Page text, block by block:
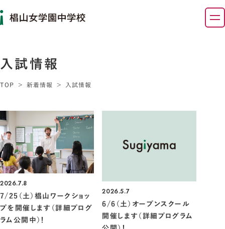
入試情報
TOP 新着情報 入試情報
2026.7.8
7/25（土）椙山ワークショッ
プを開催します（詳細プログ
ラム公開中）！
2026.5.7
6/6（土）オープンスクール
開催します（詳細プログラム